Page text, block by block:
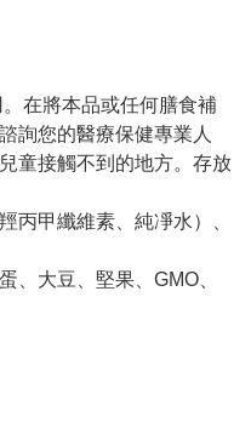
在將本品或任何膳食補
詢您的醫療保健專業人
童接觸不到的地方。存放
丙甲纖維素、純凈水）、
、大豆、堅果、GMO、